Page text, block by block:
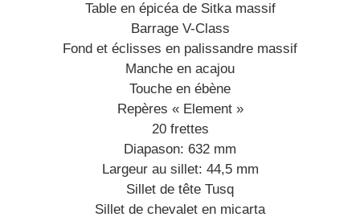
Table en épicéa de Sitka massif
Barrage V-Class
Fond et éclisses en palissandre massif
Manche en acajou
Touche en ébène
Repères « Element »
20 frettes
Diapason: 632 mm
Largeur au sillet: 44,5 mm
Sillet de tête Tusq
Sillet de chevalet en micarta